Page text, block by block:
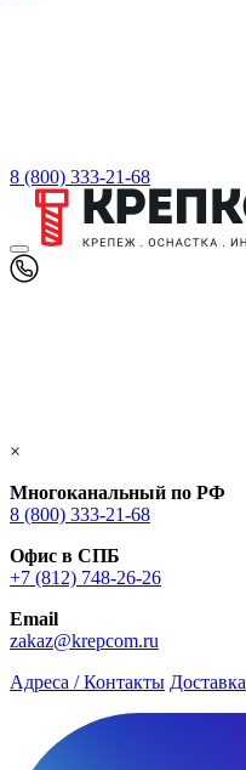
8 (800) 333-21-68
×
Многоканальный по РФ
8 (800) 333‑21-68
Офис в СПБ
+7 (812) 748‑26-26
Email
zakaz@krepcom.ru
Адреса / Контакты Доставка